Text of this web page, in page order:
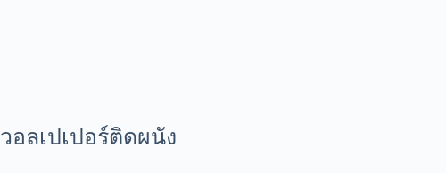
วอลเปเปอร์ติดผนัง